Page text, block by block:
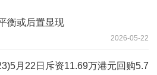
衡或后置显现
2026-05-22
月22日斥资11.69万港元回购5.7